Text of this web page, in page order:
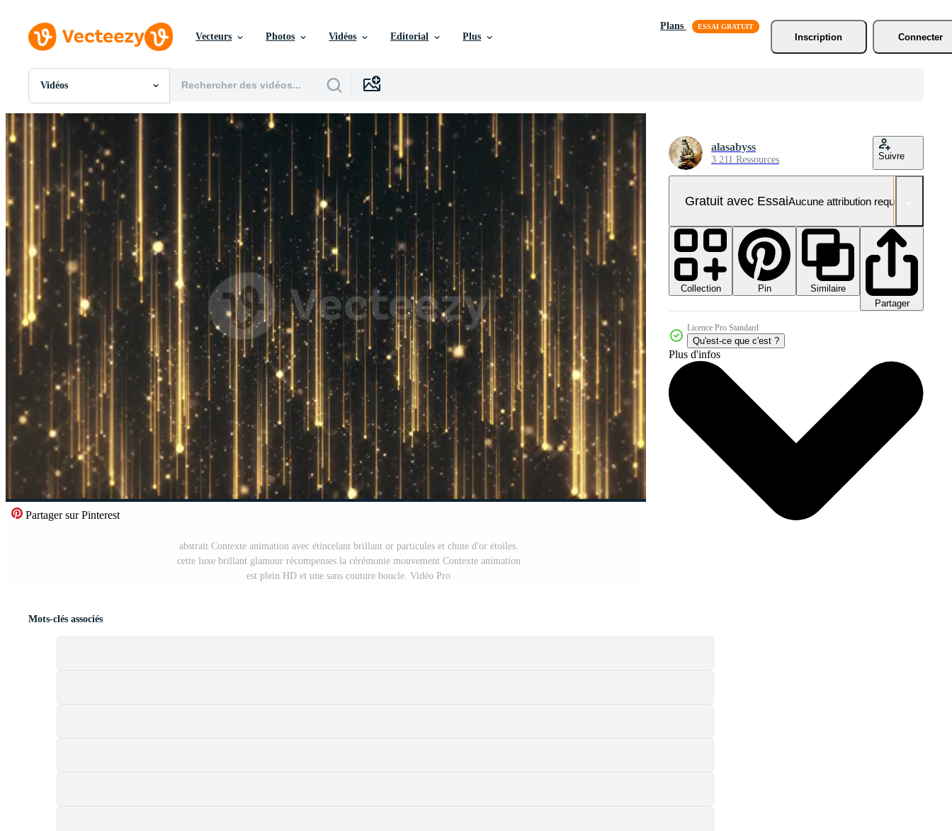
Vecteurs Photos Vidéos Editorial Plus
Plans
Inscription
Connecter
Vidéos
Toutes Images
Photos
PSDs
SVGs
Modèles
Vecteurs
Vidéos
Motion graphics
Images Éditoriales
Événements Éditoriaux
Partager sur Pinterest
abstrait Contexte animation avec étincelant brillant or particules et chute d'or étoiles.
cette luxe brillant glamour récompenses la cérémonie mouvement Contexte animation
est plein HD et une sans couture boucle. Vidéo Pro
alasabyss
3 211 Ressources Suivre
Gratuit avec EssaiAucune attribution requise
Collection Pin
Similaire
Partager
Licence Pro Standard
Qu'est-ce que c'est ?
Plus d'infos
Mots-clés associés